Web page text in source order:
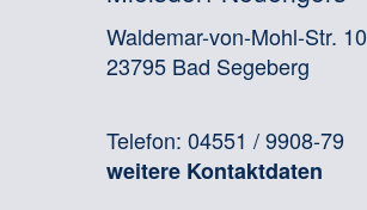
Waldemar-von-Mohl-Str. 10
23795 Bad Segeberg
Telefon: 04551 / 9908-79
weitere Kontaktdaten